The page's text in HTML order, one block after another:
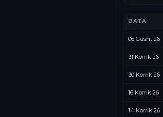
DATA
06 Gusht 26
31 Korrik 26
30 Korrik 26
16 Korrik 26
14 Korrik 26